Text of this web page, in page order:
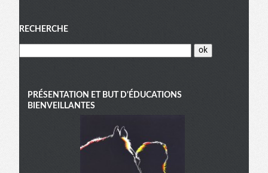
Menu
RECHERCHE
PRÉSENTATION ET BUT D'ÉDUCATIONS
BIENVEILLANTES